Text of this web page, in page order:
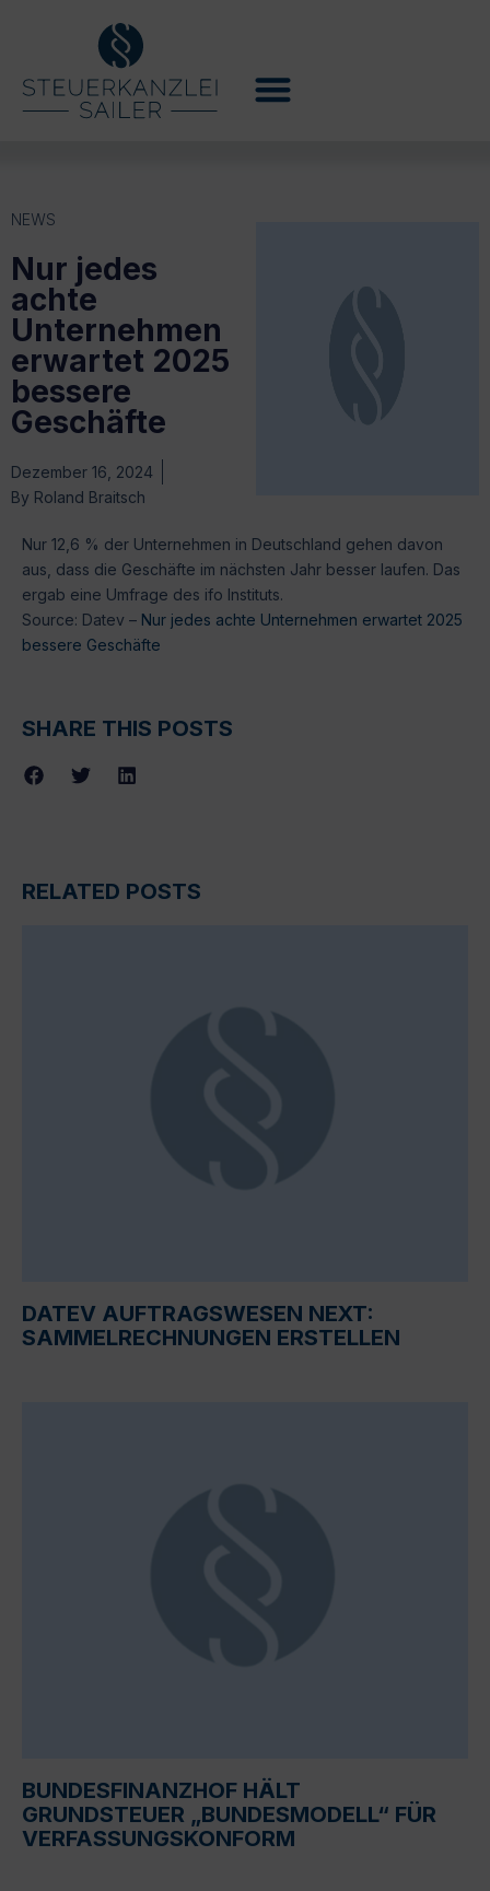
NEWS
Nur jedes
achte
Unternehmen
erwartet 2025
bessere
Geschäfte
Dezember 16, 2024
By Roland Braitsch
Nur 12,6 % der Unternehmen in Deutschland gehen davon
aus, dass die Geschäfte im nächsten Jahr besser laufen. Das
ergab eine Umfrage des ifo Instituts.
Source: Datev – Nur jedes achte Unternehmen erwartet 2025
bessere Geschäfte
SHARE THIS POSTS
RELATED POSTS
DATEV AUFTRAGSWESEN NEXT:
SAMMELRECHNUNGEN ERSTELLEN
BUNDESFINANZHOF HÄLT
GRUNDSTEUER „BUNDESMODELL“ FÜR
VERFASSUNGSKONFORM